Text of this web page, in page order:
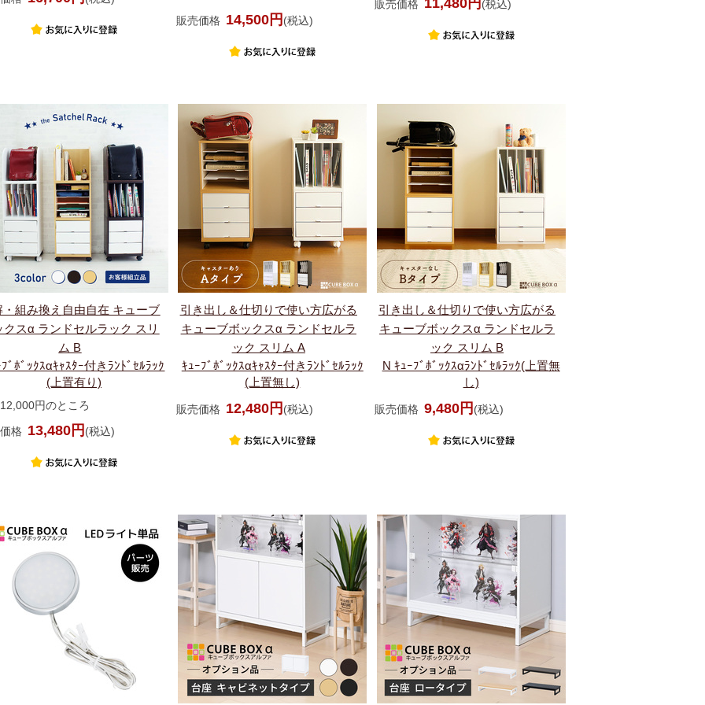
販売価格 14,500円 (税込)
販売価格 11,480円 (税込)
・組み換え自由自在 キューブ
クスα ランドセルラック スリ
ム B
ﾞﾎﾞｯｸｽαｷｬｽﾀｰ付きﾗﾝﾄﾞｾﾙﾗｯｸ
(上置有り)
円のところ
格 13,480円 (税込)
引き出し＆仕切りで使い方広がる
キューブボックスα ランドセルラ
ック スリム A
ｷｭｰﾌﾞﾎﾞｯｸｽαｷｬｽﾀｰ付きﾗﾝﾄﾞｾﾙﾗｯｸ
(上置無し)
販売価格 12,480円 (税込)
引き出し＆仕切りで使い方広がる
キューブボックスα ランドセルラ
ック スリム B
N ｷｭｰﾌﾞﾎﾞｯｸｽαﾗﾝﾄﾞｾﾙﾗｯｸ(上置無
し)
販売価格 9,480円 (税込)